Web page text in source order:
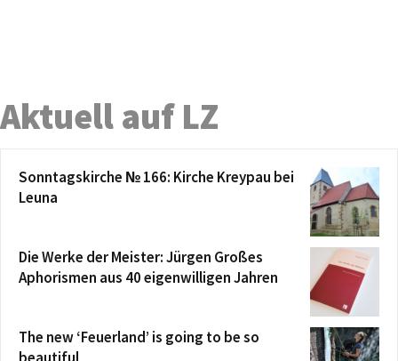
Aktuell auf LZ
Sonntagskirche № 166: Kirche Kreypau bei
Leuna
Die Werke der Meister: Jürgen Großes
Aphorismen aus 40 eigenwilligen Jahren
The new ‘Feuerland’ is going to be so
beautiful